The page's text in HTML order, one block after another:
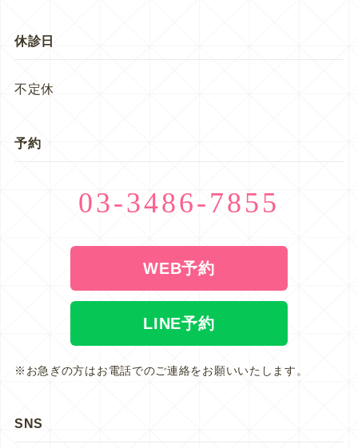
休診日
不定休
予約
03-3486-7855
WEB予約
LINE予約
※お急ぎの方はお電話でのご連絡をお願いいたします。
SNS